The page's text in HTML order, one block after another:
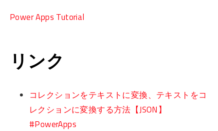
Power Apps Tutorial
リンク
コレクションをテキストに変換、テキストをコ
レクションに変換する方法【JSON】
#PowerApps